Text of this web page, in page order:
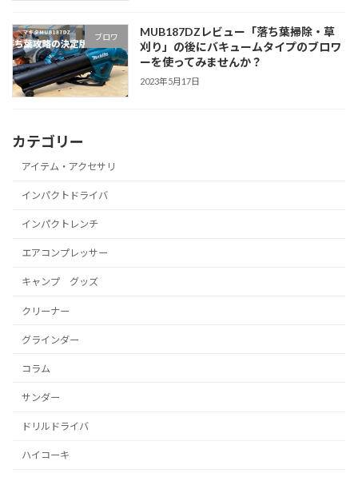
ブロワ
MUB187DZレビュー「落ち葉掃除・草
刈り」の後にバキュームタイプのブロワ
ーを使ってみませんか？
2023年5月17日
カテゴリー
アイテム・アクセサリ
インパクトドライバ
インパクトレンチ
エアコンプレッサー
キャンプ グッズ
クリーナー
グラインダー
コラム
サンダー
ドリルドライバ
ハイコーキ